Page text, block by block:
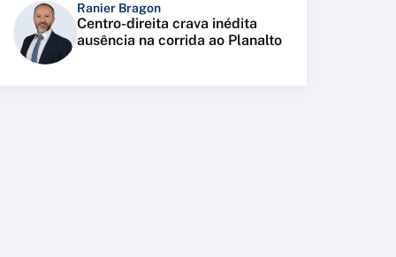
Ranier Bragon
Centro-direita crava inédita
ausência na corrida ao Planalto